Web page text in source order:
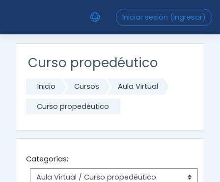
Iniciar sesión (ingresar)
Curso propedéutico
Inicio Cursos Aula Virtual
Curso propedéutico
Categorías: